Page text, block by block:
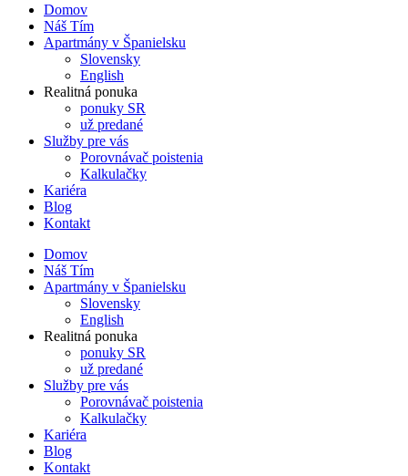
Domov
Náš Tím
Apartmány v Španielsku
Slovensky
English
Realitná ponuka
ponuky SR
už predané
Služby pre vás
Porovnávač poistenia
Kalkulačky
Kariéra
Blog
Kontakt
Domov
Náš Tím
Apartmány v Španielsku
Slovensky
English
Realitná ponuka
ponuky SR
už predané
Služby pre vás
Porovnávač poistenia
Kalkulačky
Kariéra
Blog
Kontakt